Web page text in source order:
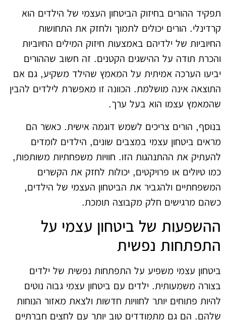
תפקיד ההורים בחיזוק הביטחון העצמי של הילדים הוא
קרדינלי. הורים יכולים לתמוך ולחזק את התחושות
החיוביות של ילדיהם באמצעות חיזוק המילים החיוביות
והכרת תודה על ההישגים הקטנים. זה חשוב שההורים
יביעו הערכה אמיתית על המאמץ שהילד משקיע, גם אם
התוצאה אינה מושלמת. הכוונה זו מאפשרת לילדים להבין
שהמאמץ עצמו הוא בעל ערך.
בנוסף, הורים צריכים לשמש דוגמה אישית. כאשר הם
מראים ביטחון עצמי במצבים שונים, הילדים לומדים
להעתיק את ההתנהגות הזו. חוויות משפחתיות משותפות,
כמו טיולים או פרויקטים, יכולות לחזק את הקשרים
המשפחתיים ולהגביר את הביטחון העצמי של הילדים,
כשהם מרגישים חלק מקבוצה תומכת.
ההשפעות של ביטחון עצמי על
התפתחות נפשית
ביטחון עצמי משפיע על התפתחות נפשית של ילדים
בצורה משמעותית. ילדים עם ביטחון עצמי גבוה נוטים
להיות פתוחים יותר לחוויות חדשות ולצאת מאזור הנוחות
שלהם. הם גם מתמודדים טוב יותר עם לחצים חברתיים